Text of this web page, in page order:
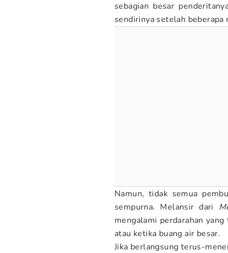
sebagian besar
sendirinya setelah beberapa
Namun, tidak semua
sempurna. Melansir dari
mengalami perdarahan
atau ketika buang air besar.
Jika berlangsung terus-